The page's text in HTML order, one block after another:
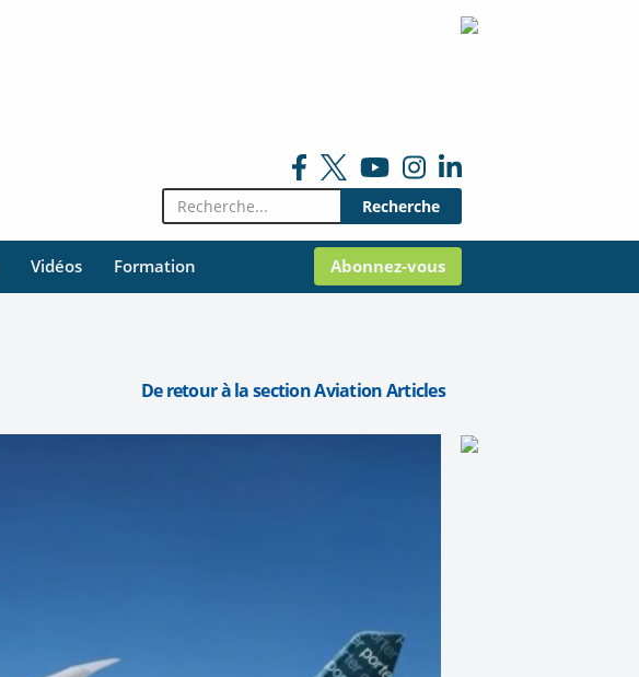
Rechercher:
Vidéos Formation Abonnez-vous
De retour à la section Aviation Articles